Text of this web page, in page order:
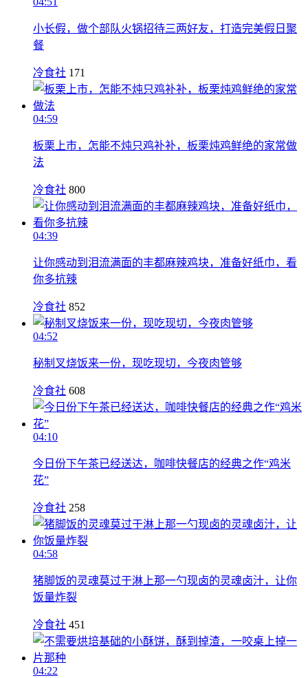
小长假，做个部队火锅招待三两好友，打造完美假日聚
餐
冷食社 171
04:59
板栗上市，怎能不炖只鸡补补，板栗炖鸡鲜绝的家常做
法
冷食社 800
04:39
让你感动到泪流满面的丰都麻辣鸡块，准备好纸巾，看
你多抗辣
冷食社 852
04:52
秘制叉烧饭来一份，现吃现切，今夜肉管够
冷食社 608
04:10
今日份下午茶已经送达，咖啡快餐店的经典之作“鸡米
花”
冷食社 258
04:58
猪脚饭的灵魂莫过于淋上那一勺现卤的灵魂卤汁，让你
饭量炸裂
冷食社 451
04:22